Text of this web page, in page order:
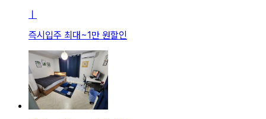
ㅣ
즉시입주 최대~1만 원할인